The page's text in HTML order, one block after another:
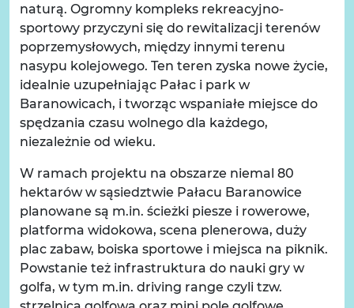
naturą. Ogromny kompleks rekreacyjno-
sportowy przyczyni się do rewitalizacji terenów
poprzemysłowych, między innymi terenu
nasypu kolejowego. Ten teren zyska nowe życie,
idealnie uzupełniając Pałac i park w
Baranowicach, i tworząc wspaniałe miejsce do
spędzania czasu wolnego dla każdego,
niezależnie od wieku.
W ramach projektu na obszarze niemal 80
hektarów w sąsiedztwie Pałacu Baranowice
planowane są m.in. ścieżki piesze i rowerowe,
platforma widokowa, scena plenerowa, duży
plac zabaw, boiska sportowe i miejsca na piknik.
Powstanie też infrastruktura do nauki gry w
golfa, w tym m.in. driving range czyli tzw.